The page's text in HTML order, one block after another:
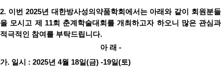
2. 이번 2025년 대한방사성의약품학회에서는 아래와 같이 회원분들
을 모시고 제 11회 춘계학술대회를 개최하고자 하오니 많은 관심과
적극적인 참여를 부탁드립니다.
아 래 -
가. 일시 : 2025년 4월 18일(금) -19일(토)